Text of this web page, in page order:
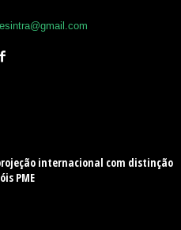
internacional com distinção
PME